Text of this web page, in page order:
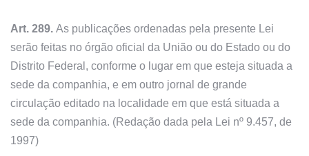
Art. 289. As publicações ordenadas pela presente Lei
serão feitas no órgão oficial da União ou do Estado ou do
Distrito Federal, conforme o lugar em que esteja situada a
sede da companhia, e em outro jornal de grande
circulação editado na localidade em que está situada a
sede da companhia. (Redação dada pela Lei nº 9.457, de
1997)